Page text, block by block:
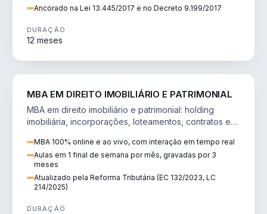
Ancorado na Lei 13.445/2017 e no Decreto 9.199/2017
DURAÇÃO
12 meses
MBA EM DIREITO IMOBILIÁRIO E PATRIMONIAL
MBA em direito imobiliário e patrimonial: holding
imobiliária, incorporações, loteamentos, contratos e
MBA 100% online e ao vivo, com interação em tempo real
Aulas em 1 final de semana por mês, gravadas por 3
meses
Atualizado pela Reforma Tributária (EC 132/2023, LC
214/2025)
DURAÇÃO